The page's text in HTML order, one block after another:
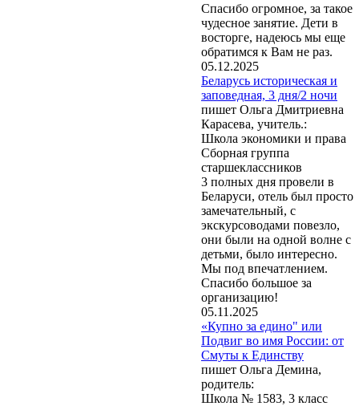
Спасибо огромное, за такое
чудесное занятие. Дети в
восторге, надеюсь мы еще
обратимся к Вам не раз.
05.12.2025
Беларусь историческая и
заповедная, 3 дня/2 ночи
пишет Ольга Дмитриевна
Карасева, учитель.:
Школа экономики и права
Сборная группа
старшеклассников
3 полных дня провели в
Беларуси, отель был просто
замечательный, с
экскурсоводами повезло,
они были на одной волне с
детьми, было интересно.
Мы под впечатлением.
Спасибо большое за
организацию!
05.11.2025
«Купно за едино" или
Подвиг во имя России: от
Смуты к Единству
пишет Ольга Демина,
родитель:
Школа № 1583, 3 класс